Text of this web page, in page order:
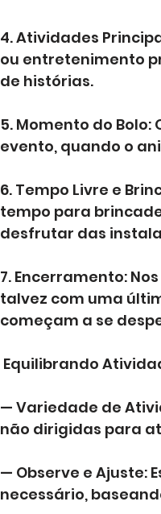
4. Atividades
ou entretenimento
de histórias.
5. Momento do
evento, quando o
6. Tempo Livre e
tempo para
desfrutar das
7. Encerramento:
talvez com uma
começam a se
Equilibrando
— Variedade de
não dirigidas para
— Observe e Ajuste:
necessário,